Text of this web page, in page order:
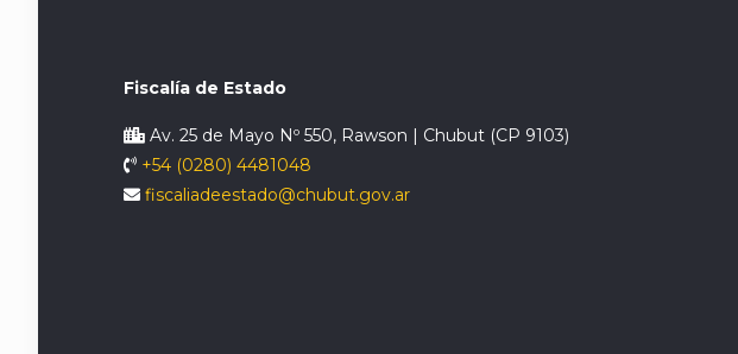
Fiscalía de Estado
Av. 25 de Mayo Nº 550, Rawson | Chubut (CP 9103)
+54 (0280) 4481048
fiscaliadeestado@chubut.gov.ar